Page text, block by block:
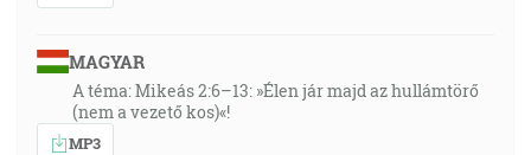
MAGYAR
A téma: Mikeás 2:6–13: »Élen jár majd az hullámtörő
(nem a vezető kos)«!
MP3